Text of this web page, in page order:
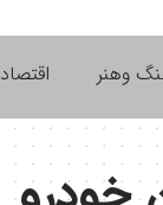
وهنر اقتصاد